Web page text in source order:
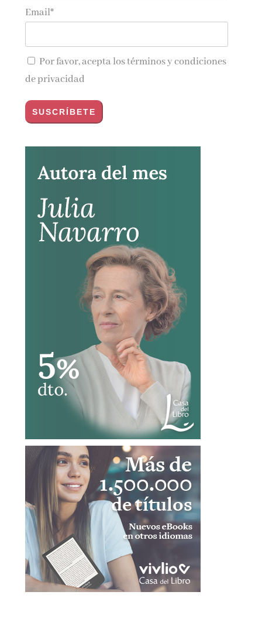
Email*
Por favor, acepta lostérminos y condiciones
de privacidad